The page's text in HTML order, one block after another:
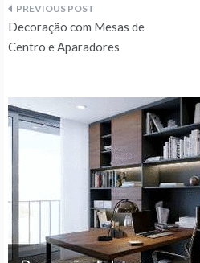
Navegação
de
artigos
Decoração com Mesas de
Centro e Aparadores